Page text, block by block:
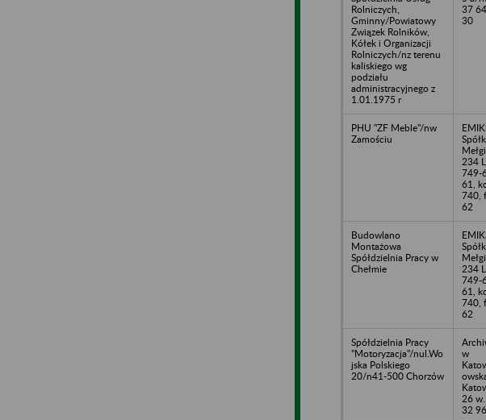
Rolniczych,
Gminny/Powiatowy
Związek Rolników,
Kółek i Organizacji
Rolniczych/nz terenu
kaliskiego wg
podziału
administracyjnego z
1.01.1975 r
37
30
PHU "ZF Meble"/nw
Zamościu
234
749-
61,
740,
62
Budowlano
Montażowa
Spółdzielnia Pracy w
Chełmie
234
749-
61,
740,
62
Spółdzielnia Pracy
"Motoryzacja"/nul.Wo
jska Polskiego
20/n41-500 Chorzów
w
26
32 96